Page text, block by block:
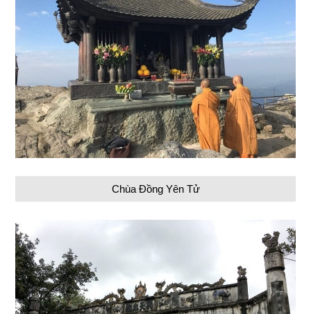
Chùa Đồng Yên Tử